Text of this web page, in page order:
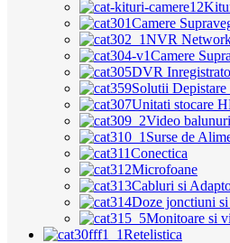
Camere
NVR
Camere
DVR
Solutii Depistare
Unitati stocare
Video
Surse de
Conectica
Microfoane
Cabluri si
Doze jonctiuni si
Monitoare si
Retelistica